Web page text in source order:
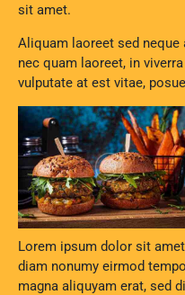
sit amet.
Aliquam laoreet sed neque
nec quam laoreet, in
vulputate at est vitae,
Lorem ipsum dolor sit
diam nonumy eirmod
magna aliquyam erat, sed